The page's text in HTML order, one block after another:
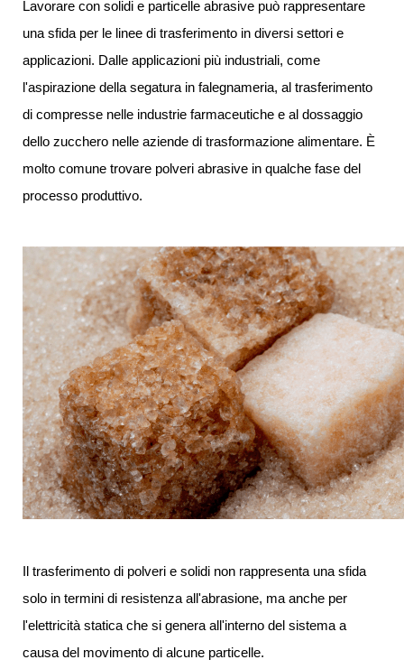
Lavorare con solidi e particelle abrasive può rappresentare
una sfida per le linee di trasferimento in diversi settori e
applicazioni. Dalle applicazioni più industriali, come
l'aspirazione della segatura in falegnameria, al trasferimento
di compresse nelle industrie farmaceutiche e al dossaggio
dello zucchero nelle aziende di trasformazione alimentare. È
molto comune trovare polveri abrasive in qualche fase del
processo produttivo.
Il trasferimento di polveri e solidi non rappresenta una sfida
solo in termini di resistenza all'abrasione, ma anche per
l'elettricità statica che si genera all'interno del sistema a
causa del movimento di alcune particelle.